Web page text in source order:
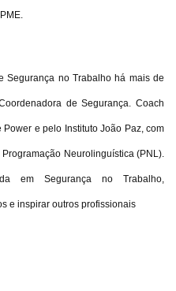
Segurança no Trabalho há mais de
de Segurança. Coach
e pelo Instituto João Paz, com
Neurolinguística (PNL).
em Segurança no Trabalho,
e inspirar outros profissionais